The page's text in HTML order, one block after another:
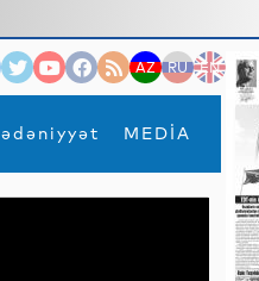
AZ RU EN
MEDİA
×